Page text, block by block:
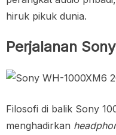
hiruk pikuk dunia.
Perjalanan
Filosofi di balik Sony
menghadirkan